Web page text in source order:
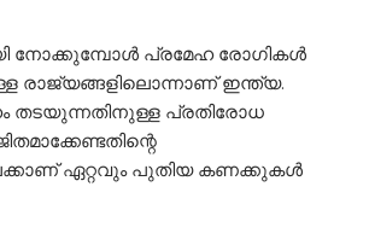
നോക്കുമ്പോള്‍ പ്രമേഹ രോഗികള്‍
രാജ്യങ്ങളിലൊന്നാണ് ഇന്ത്യ.
തടയുന്നതിനുള്ള പ്രതിരോധ
ഏറ്റവും പുതിയ കണക്കുകള്‍